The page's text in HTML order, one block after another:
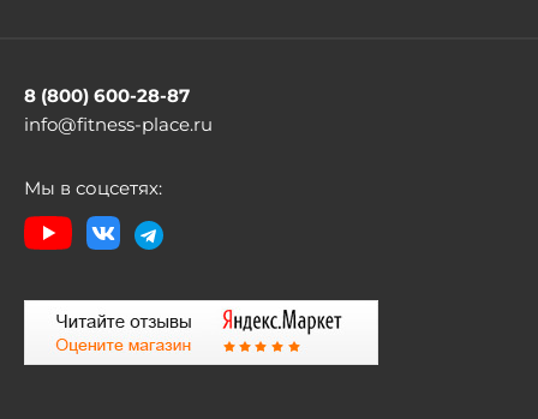
8 (800) 600-28-87
info@fitness-place.ru
Мы в соцсетях: